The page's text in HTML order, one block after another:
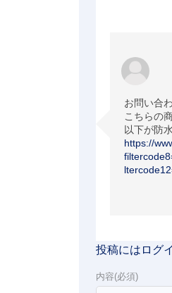
お問い合
こちらの
https://
投稿にはログ
内容(必須)